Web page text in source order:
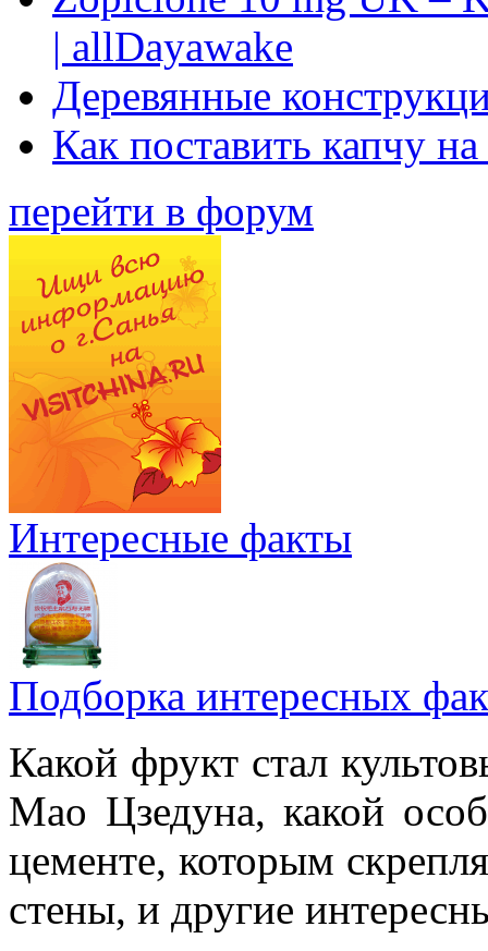
| allDayawake
Деревянные
Как поставить капчу
перейти в форум
Интересные факты
Подборка интересных
Какой фрукт стал
Мао Цзедуна, какой
цементе, которым
стены, и другие